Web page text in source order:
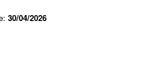
30/04/2026